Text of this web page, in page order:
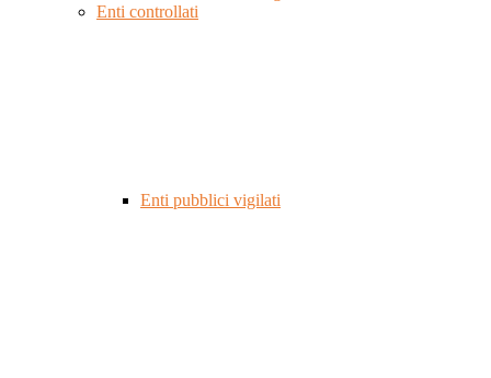
Enti controllati
Enti pubblici vigilati